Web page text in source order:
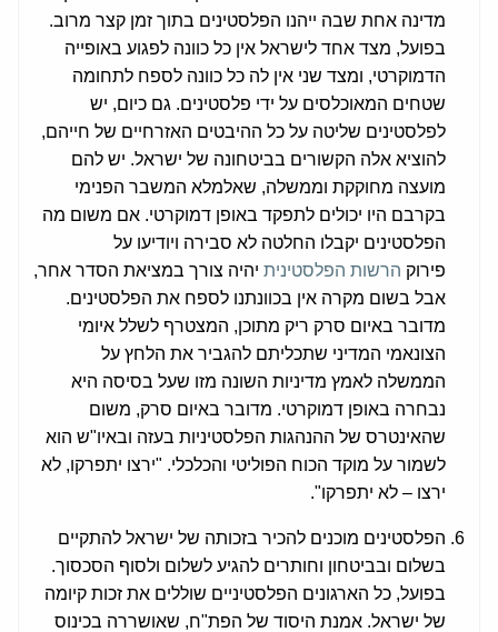
מדינה אחת שבה ייהנו הפלסטינים בתוך זמן קצר מרוב.
בפועל, מצד אחד לישראל אין כל כוונה לפגוע באופייה
הדמוקרטי, ומצד שני אין לה כל כוונה לספח לתחומה
שטחים המאוכלסים על ידי פלסטינים. גם כיום, יש
לפלסטינים שליטה על כל ההיבטים האזרחיים של חייהם,
להוציא אלה הקשורים בביטחונה של ישראל. יש להם
מועצה מחוקקת וממשלה, שאלמלא המשבר הפנימי
בקרבם היו יכולים לתפקד באופן דמוקרטי. אם משום מה
הפלסטינים יקבלו החלטה לא סבירה ויודיעו על
פירוק הרשות הפלסטינית יהיה צורך במציאת הסדר אחר,
אבל בשום מקרה אין בכוונתנו לספח את הפלסטינים.
מדובר באיום סרק ריק מתוכן, המצטרף לשלל איומי
הצונאמי המדיני שתכליתם להגביר את הלחץ על
הממשלה לאמץ מדיניות השונה מזו שעל בסיסה היא
נבחרה באופן דמוקרטי. מדובר באיום סרק, משום
שהאינטרס של ההנהגות הפלסטיניות בעזה ובאיו"ש הוא
לשמור על מוקד הכוח הפוליטי והכלכלי. "ירצו יתפרקו, לא
ירצו – לא יתפרקו".
הפלסטינים מוכנים להכיר בזכותה של ישראל להתקיים
בשלום ובביטחון וחותרים להגיע לשלום ולסוף הסכסוך.
בפועל, כל הארגונים הפלסטיניים שוללים את זכות קיומה
של ישראל. אמנת היסוד של הפת"ח, שאושררה בכינוס